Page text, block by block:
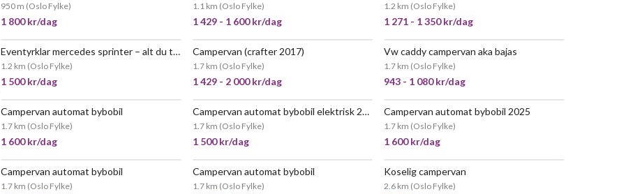
950 m (Oslo Fylke)
1 800 kr/dag
1.1 km (Oslo Fylke)
1 429 - 1 600 kr/dag
1.2 km (Oslo Fylke)
1 271 - 1 350 kr/dag
Eventyrklar mercedes sprinter – alt du trenger for to på tur
1.2 km (Oslo Fylke)
1 500 kr/dag
Campervan (crafter 2017)
1.7 km (Oslo Fylke)
1 429 - 2 000 kr/dag
Vw caddy campervan aka bajas
1.7 km (Oslo Fylke)
943 - 1 080 kr/dag
Campervan automat bybobil
1.7 km (Oslo Fylke)
1 600 kr/dag
POPULÆR Campervan automat bybobil elektrisk 2025
1.7 km (Oslo Fylke)
1 500 kr/dag
Campervan automat bybobil 2025
1.7 km (Oslo Fylke)
1 600 kr/dag
Campervan automat bybobil
1.7 km (Oslo Fylke)
VELDIG POPULÆR
Campervan automat bybobil
1.7 km (Oslo Fylke)
Koselig campervan
2.6 km (Oslo Fylke)